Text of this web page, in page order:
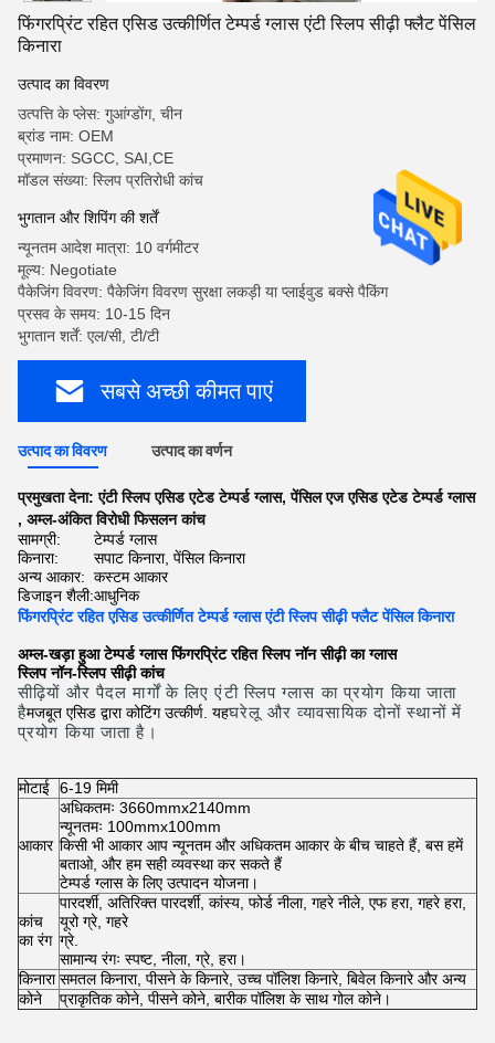
फिंगरप्रिंट रहित एसिड उत्कीर्णित टेम्पर्ड ग्लास एंटी स्लिप सीढ़ी फ्लैट पेंसिल
किनारा
उत्पाद का विवरण
उत्पत्ति के प्लेस: गुआंग्डोंग, चीन
ब्रांड नाम: OEM
प्रमाणन: SGCC, SAI,CE
मॉडल संख्या: स्लिप प्रतिरोधी कांच
भुगतान और शिपिंग की शर्तें
न्यूनतम आदेश मात्रा: 10 वर्गमीटर
मूल्य: Negotiate
पैकेजिंग विवरण: पैकेजिंग विवरण सुरक्षा लकड़ी या प्लाईवुड बक्से पैकिंग
प्रसव के समय: 10-15 दिन
भुगतान शर्तें: एल/सी, टी/टी
सबसे अच्छी कीमत पाएं
उत्पाद का विवरण उत्पाद का वर्णन
प्रमुखता देना:एंटी स्लिप एसिड एटेड टेम्पर्ड ग्लास,पेंसिल एज एसिड एटेड टेम्पर्ड ग्लास
, अम्ल-अंकित विरोधी फिसलन कांच
सामग्री:
टेम्पर्ड ग्लास
किनारा:
सपाट किनारा, पेंसिल किनारा
अन्य आकार: कस्टम आकार
डिजाइन शैली:आधुनिक
फिंगरप्रिंट रहित एसिड उत्कीर्णित टेम्पर्ड ग्लास एंटी स्लिप सीढ़ी फ्लैट पेंसिल किनारा
अम्ल-खड़ा हुआ टेम्पर्ड ग्लास फिंगरप्रिंट रहित स्लिप नॉन सीढ़ी का ग्लास
स्लिप नॉन-स्लिप सीढ़ी कांच
सीढ़ियों और पैदल मार्गों के लिए एंटी स्लिप ग्लास का प्रयोग किया जाता
हैमजबूत एसिड द्वारा कोटिंग उत्कीर्ण. यहघरेलू और व्यावसायिक दोनों स्थानों में
प्रयोग किया जाता है।
मोटाई 6-19 मिमी
आकार
अधिकतमः 3660mmx2140mm
न्यूनतमः 100mmx100mm
किसी भी आकार आप न्यूनतम और अधिकतम आकार के बीच चाहते हैं, बस हमें
बताओ, और हम सही व्यवस्था कर सकते हैं
टेम्पर्ड ग्लास के लिए उत्पादन योजना।
कांच
का रंग
पारदर्शी, अतिरिक्त पारदर्शी, कांस्य, फोर्ड नीला, गहरे नीले, एफ हरा, गहरे हरा,
यूरो ग्रे, गहरे
ग्रे.
सामान्य रंगः स्पष्ट, नीला, ग्रे, हरा।
किनारा समतल किनारा, पीसने के किनारे, उच्च पॉलिश किनारे, बिवेल किनारे और अन्य
कोने
प्राकृतिक कोने, पीसने कोने, बारीक पॉलिश के साथ गोल कोने।